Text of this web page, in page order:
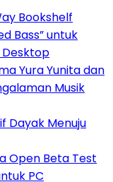
Bookshelf
Bass” untuk
Desktop
Yura Yunita dan
Musik
Dayak Menuju
Open Beta Test
PC